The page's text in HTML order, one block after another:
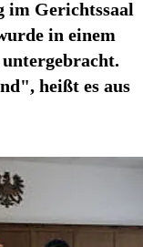
im Gerichtssaal
in einem
heißt es aus